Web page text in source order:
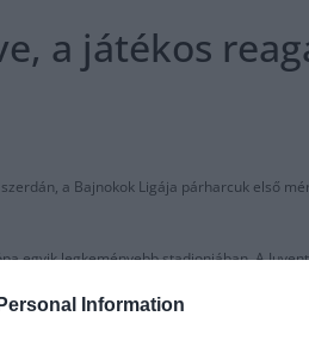
Information
a játékos
a Bajnokok Ligája párharcuk első
legkeményebb stadionjában. A
hogy csak akkor távozik, ha a